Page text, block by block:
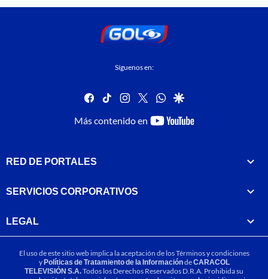
Síguenos en:
facebook
tiktok instagram
twitterwhatsapp
google
Más contenido en
youtube-
RED DE PORTALES
SERVICIOS CORPORATIVOS
LEGAL
El uso de este sitio web implica la aceptación de losTérminos y condiciones
yPolíticas de Tratamiento de la InformacióndeCARACOL
TELEVISIÓN S.A.Todos los Derechos Reservados D.R.A. Prohibida su